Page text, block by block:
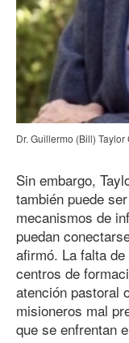
Dr. Guillermo (Bill)
Sin embargo,
también puede
mecanismos de
puedan
afirmó. La falta
centros de
atención pastoral
misioneros mal
que se enfrentan